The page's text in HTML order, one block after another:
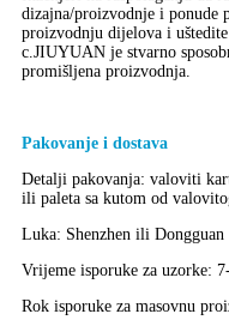
dizajna/proizvodnje i ponude
proizvodnju dijelova i
c.JIUYUAN je stvarno
promišljena proizvodnja.
Pakovanje i dostava
Detalji pakovanja: valoviti
ili paleta sa kutom od
Luka: Shenzhen ili Dongguan
Vrijeme isporuke za uzorke:
Rok isporuke za masovnu